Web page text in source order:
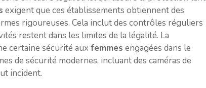
exigent que ces établissements obtiennent des
rigoureuses. Cela inclut des contrôles réguliers
restent dans les limites de la légalité. La
certaine sécurité aux femmes engagées dans le
de sécurité modernes, incluant des caméras de
incident.